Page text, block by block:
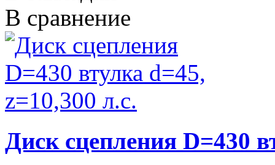
В сравнение
Диск сцепления D=430